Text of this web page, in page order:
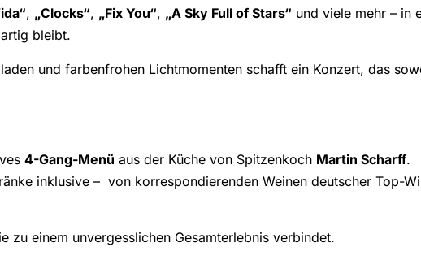
, „Clocks“, „Fix You“, „A Sky Full of Stars“ und viele mehr – in
bleibt.
und farbenfrohen Lichtmomenten schafft ein Konzert, das
4-Gang-Menü aus der Küche von Spitzenkoch Martin Scharff.
inklusive – von korrespondierenden Weinen deutscher Top-
zu einem unvergesslichen Gesamterlebnis verbindet.